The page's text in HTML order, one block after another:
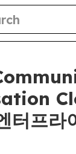
터프라